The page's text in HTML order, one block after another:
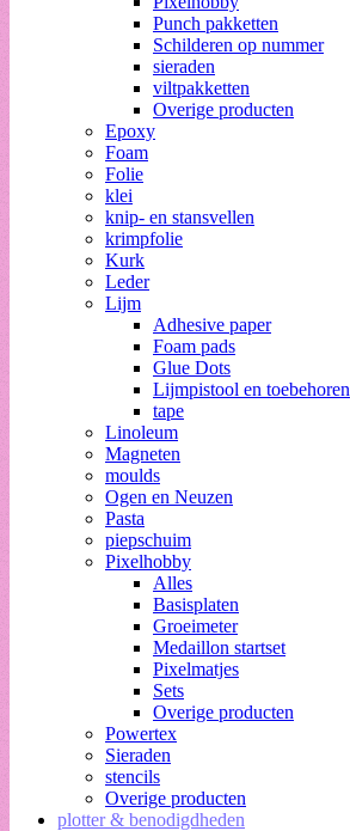
Punch pakketten
Schilderen op nummer
sieraden
viltpakketten
Overige producten
Epoxy
Foam
Folie
klei
knip- en stansvellen
krimpfolie
Kurk
Leder
Lijm
Adhesive paper
Foam pads
Glue Dots
Lijmpistool en toebehoren
tape
Linoleum
Magneten
moulds
Ogen en Neuzen
Pasta
piepschuim
Pixelhobby
Alles
Basisplaten
Groeimeter
Medaillon startset
Pixelmatjes
Sets
Overige producten
Powertex
Sieraden
stencils
Overige producten
plotter & benodigdheden